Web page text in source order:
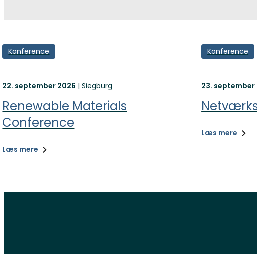
Konference
22. september 2026 |Siegburg
Renewable Materials
Conference
Læs mere
Konference
23. september
Læs mere